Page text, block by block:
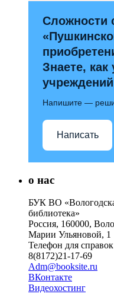
Сложности
Знаете,
Напишите —
Написать
о нас
БУК ВО
библиотека»
Россия, 160000,
Марии Ульяновой, 1
Телефон для
8(8172)21-17-69
Adm@booksite.ru
ВКонтакте
Видеохостинг